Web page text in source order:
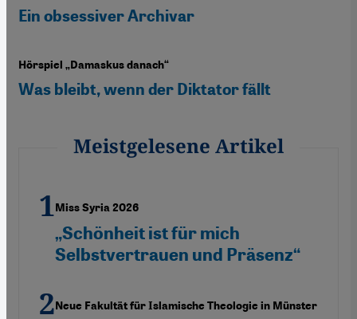
Ein obsessiver Archivar
Hörspiel „Damaskus danach“
Was bleibt, wenn der Diktator fällt
Meistgelesene Artikel
Miss Syria 2026
„Schönheit ist für mich
Selbstvertrauen und Präsenz“
Neue Fakultät für Islamische Theologie in Münster